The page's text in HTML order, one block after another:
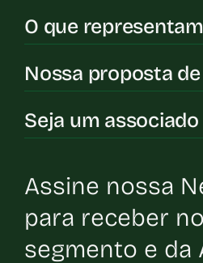
O que
Nossa proposta
Seja um associado
Assine nossa
para receber
segmento e da